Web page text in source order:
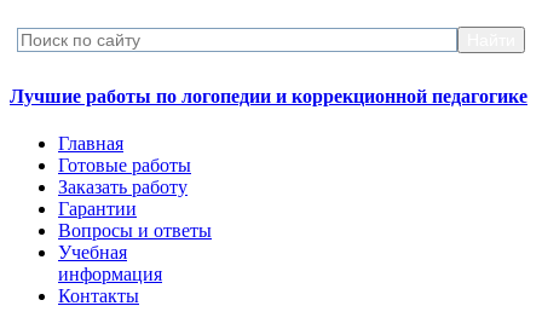
Лучшие работы по логопедии и коррекционной педагогике
Главная
Готовые работы
Заказать работу
Гарантии
Вопросы и ответы
Учебная
информация
Контакты